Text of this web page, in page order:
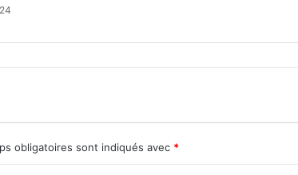
obligatoires sont indiqués avec *